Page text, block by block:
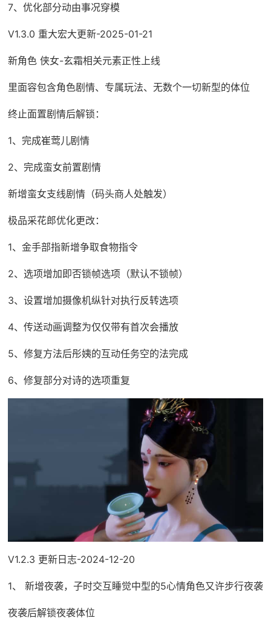
7、优化部分动由事况穿模
V1.3.0 重大宏大更新-2025-01-21
新角色 侠女-玄霜相关元素正性上线
里面容包含角色剧情、专属玩法、无数个一切新型的体位
终止面置剧情后解锁：
1、完成崔莺儿剧情
2、完成蛮女前置剧情
新增蛮女支线剧情（码头商人处触发）
极品采花郎优化更改：
1、金手部指新增争取食物指令
2、选项增加即否锁帧选项（默认不锁帧）
3、设置增加摄像机纵针对执行反转选项
4、传送动画调整为仅仅带有首次会播放
5、修复方法后彤姨的互动任务空的法完成
6、修复部分对诗的选项重复
V1.2.3 更新日志-2024-12-20
1、 新增夜袭，子时交互睡觉中型的5心情角色又许步行夜袭
夜袭后解锁夜袭体位